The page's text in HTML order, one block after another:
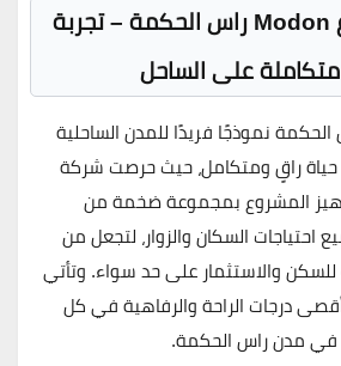
خدمات مشروع Modon راس الحكمة – تجربة
على الساحل
نموذجًا فريدًا للمدن الساحلية
حياة راقٍ ومتكامل، حيث حرصت شركة
المشروع بمجموعة ضخمة من
احتياجات السكان والزوار، لتجعل من
والاستثمار على حد سواء. وتأتي
درجات الراحة والرفاهية في كل
في مدن راس الحكمة.